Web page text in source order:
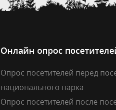
Онлайн опрос
Опрос посетителей перед
национального парка
Опрос посетителей после